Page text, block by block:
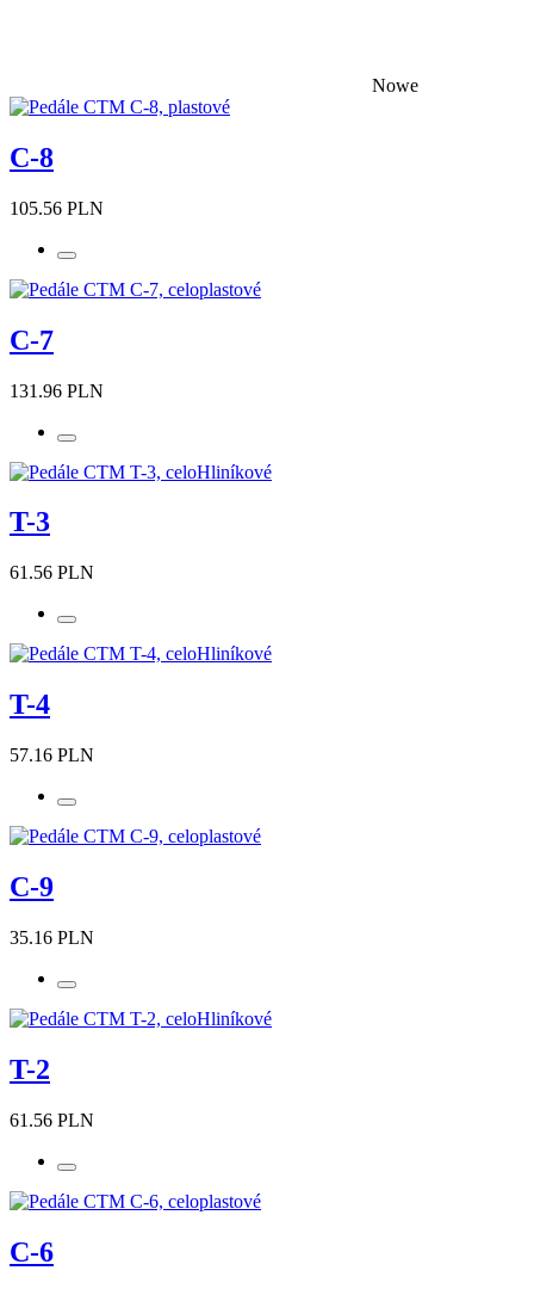
Nowe
C-8
105.56 PLN
C-7
131.96 PLN
T-3
61.56 PLN
T-4
57.16 PLN
C-9
35.16 PLN
T-2
61.56 PLN
C-6